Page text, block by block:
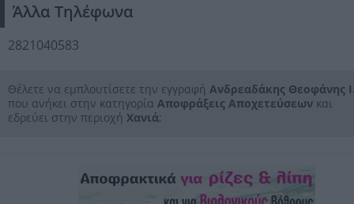
Άλλα Τηλέφωνα
2821040583
Θέλετε να εμπλουτίσετε την εγγραφή Ανδρεαδάκης Θεοφάνης
που ανήκει στην κατηγορία Αποφράξεις Αποχετεύσεων και
εδρεύει στην περιοχή Χανιά;